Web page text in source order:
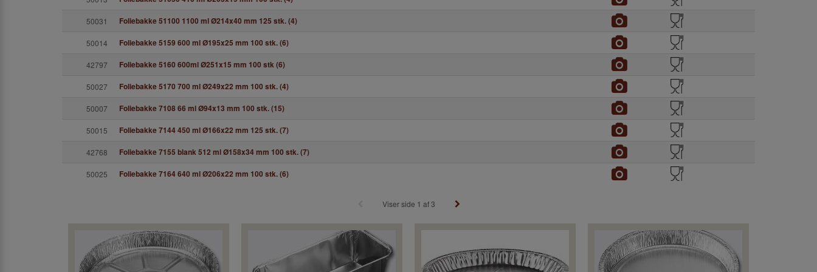
50031 Foliebakke 51100 1100 ml Ø214x40 mm 125 stk. (4)
50014 Foliebakke 5159 600 ml Ø195x25 mm 100 stk. (6)
42797 Foliebakke 5160 600ml Ø251x15 mm 100 stk (6)
50027 Foliebakke 5170 700 ml Ø249x22 mm 100 stk. (4)
50007 Foliebakke 7108 66 ml Ø94x13 mm 100 stk. (15)
50015 Foliebakke 7144 450 ml Ø166x22 mm 125 stk. (7)
42768 Foliebakke 7155 blank 512 ml Ø158x34 mm 100 stk. (7)
50025 Foliebakke 7164 640 ml Ø206x22 mm 100 stk. (6)
Viser side 1 af 3